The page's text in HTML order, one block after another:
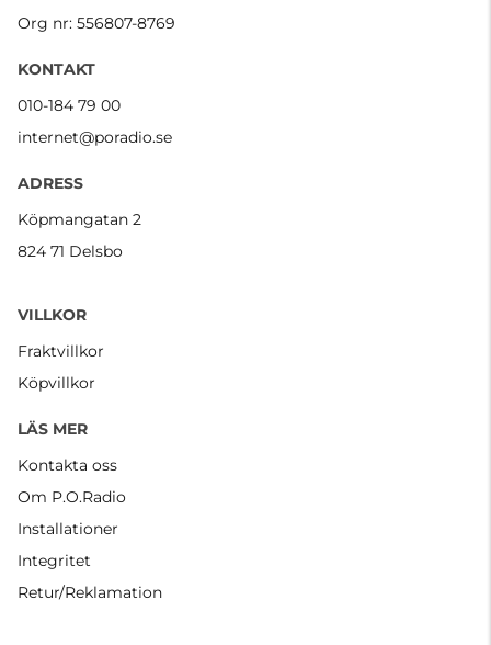
Org nr: 556807-8769
KONTAKT
010-184 79 00
internet@poradio.se
ADRESS
Köpmangatan 2
824 71 Delsbo
VILLKOR
Fraktvillkor
Köpvillkor
LÄS MER
Kontakta oss
Om P.O.Radio
Installationer
Integritet
Retur/Reklamation